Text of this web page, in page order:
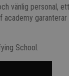
vänlig personal,
School.